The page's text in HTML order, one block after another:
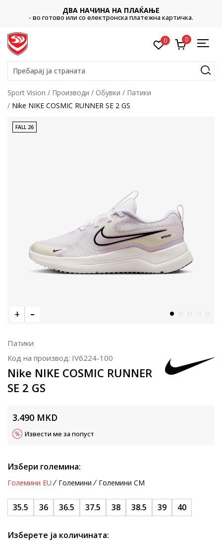
ДВА НАЧИНА НА ПЛАЌАЊЕ
- во готово или со електронска платежна картичка.
0 0
Пребарај ја страната
Sport Vision Производи Обувки
Патики
Nike NIKE COSMIC RUNNER SE 2 GS
FALL 26
Патики
Код на производ: IV6224-100
Nike NIKE COSMIC RUNNER
SE 2 GS
3.490 MKD
Извести ме за попуст
Избери големина:
Големини EU Големини Големини CM
35.5 36 36.5 37.5 38 38.5 39 40
Изберете ја количината: